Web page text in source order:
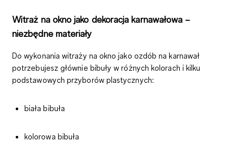
Witraż na okno jako dekoracja karnawałowa –
niezbędne materiały
Do wykonania witraży na okno jako ozdób na karnawał
potrzebujesz głównie bibuły w różnych kolorach i kilku
podstawowych przyborów plastycznych:
biała bibuła
kolorowa bibuła